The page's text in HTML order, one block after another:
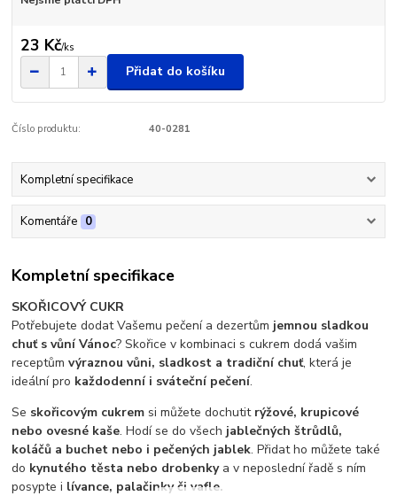
23 Kč/ks
Přidat do košíku
Číslo produktu: 40-0281
Kompletní specifikace
Komentáře 0
Kompletní specifikace
SKOŘICOVÝ CUKR
Potřebujete dodat Vašemu pečení a dezertům jemnou sladkou
chuť s vůní Vánoc? Skořice v kombinaci s cukrem dodá vašim
receptůmvýraznou vůni, sladkost a tradiční chuť, která je
ideální pro každodenní i sváteční pečení.
Se skořicovým cukrem si můžete dochutit rýžové, krupicové
nebo ovesné kaše. Hodí se do všech jablečných štrůdlů,
koláčů a buchet nebo i pečených jablek. Přidat ho můžete také
do kynutého těsta nebo drobenkya v neposlední řadě s ním
posypte i lívance, palačinky či vafle.